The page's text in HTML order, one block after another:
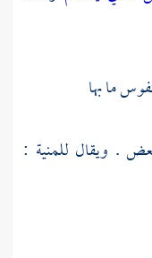
ما بها
. ويقال للمنية :